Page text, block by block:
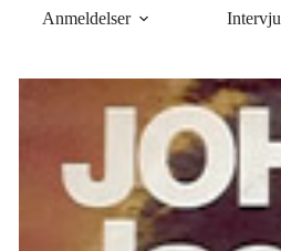
Anmeldelser Intervju